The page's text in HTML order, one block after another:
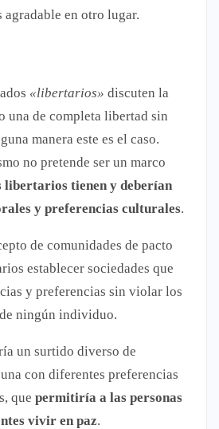
agradable en otro lugar.
«libertarios» discuten la
una de completa libertad sin
manera este es el caso.
no pretende ser un marco
libertarios tienen y deberían
y preferencias culturales.
de comunidades de pacto
establecer sociedades que
y preferencias sin violar los
ningún individuo.
un surtido diverso de
con diferentes preferencias
que permitiría a las personas
vivir en paz.